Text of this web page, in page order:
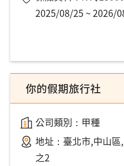
2025/08/25 ~ 2026/
你的假期旅行社
公司類別：甲種
地址： 臺北市,中山
之2